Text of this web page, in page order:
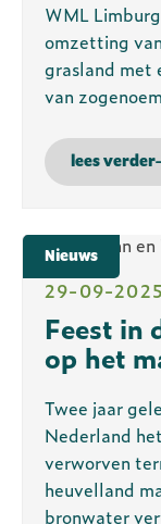
WML
omzetting
grasland met
van
lees verder
Nieuws
29-09-2025
Feest in
op het
Twee jaar
Nederland
verworven
heuvelland
bronwater